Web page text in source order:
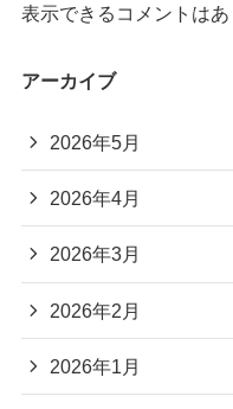
表示できるコメントはあ
アーカイブ
2026年5月
2026年4月
2026年3月
2026年2月
2026年1月